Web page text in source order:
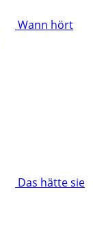
Wann hört
Das hätte sie